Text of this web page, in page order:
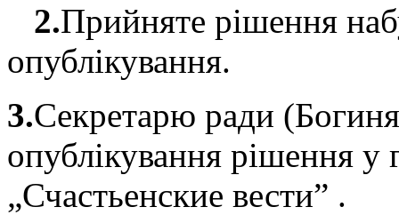
2.Прийняте рішення
опублікування.
3.Секретарю ради
опублікування рішення у
„Счастьенские вести” .